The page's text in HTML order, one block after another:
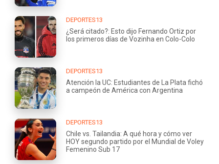
DEPORTES13
¿Será citado?: Esto dijo Fernando Ortiz por
los primeros días de Vozinha en Colo-Colo
DEPORTES13
Atención la UC: Estudiantes de La Plata fichó
a campeón de América con Argentina
DEPORTES13
Chile vs. Tailandia: A qué hora y cómo ver
HOY segundo partido por el Mundial de Voley
Femenino Sub 17